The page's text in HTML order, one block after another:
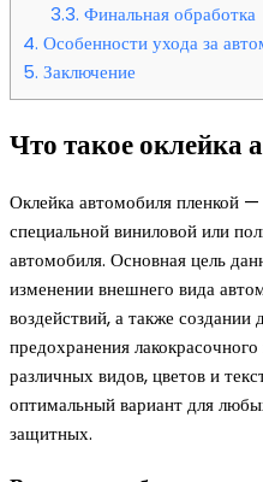
3.3. Финальная обработка
4. Особенности ухода за
5. Заключение
Что такое оклейка
Оклейка автомобиля пленкой —
специальной виниловой или
автомобиля. Основная цель
изменении внешнего вида
воздействий, а также создании
предохранения
различных видов, цветов и
оптимальный вариант для
защитных.